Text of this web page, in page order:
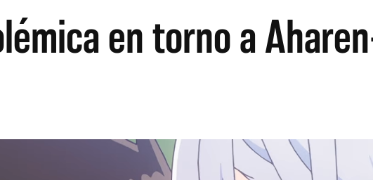
en torno a